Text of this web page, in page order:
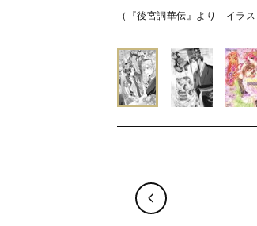
（『後宮詞華伝』より イラス